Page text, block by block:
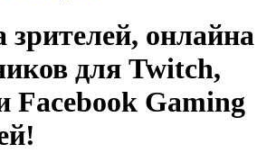
онлайна
для Twitch,
Facebook Gaming